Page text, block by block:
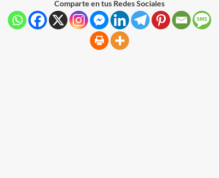
Comparte en tus Redes Sociales